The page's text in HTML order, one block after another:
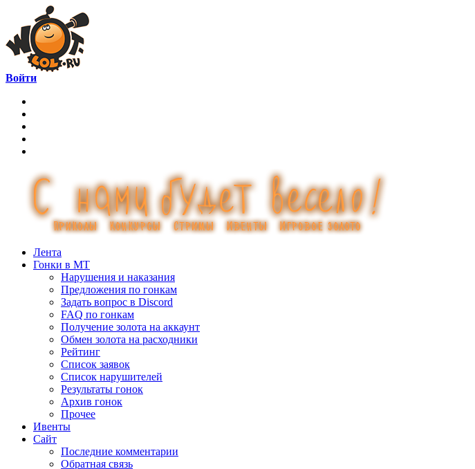
Войти
Лента
Гонки в МТ
Нарушения и наказания
Предложения по гонкам
Задать вопрос в Discord
FAQ по гонкам
Получение золота на аккаунт
Обмен золота на расходники
Рейтинг
Список заявок
Список нарушителей
Результаты гонок
Архив гонок
Прочее
Ивенты
Сайт
Последние комментарии
Обратная связь